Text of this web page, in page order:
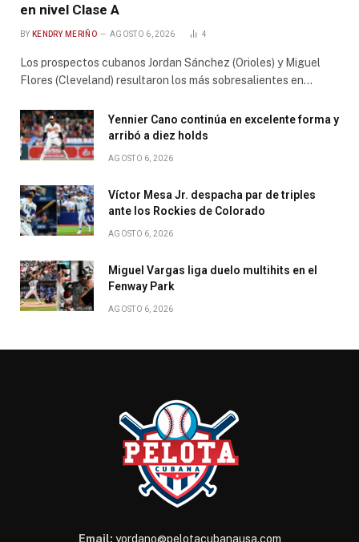
en nivel Clase A
BY KENDRY MERIÑO AGOSTO 6, 2026 4
Los prospectos cubanos Jordan Sánchez (Orioles) y Miguel
Flores (Cleveland) resultaron los más sobresalientes en…
Yennier Cano continúa en excelente forma y
arribó a diez holds
AGOSTO 6, 2026
Víctor Mesa Jr. despacha par de triples
ante los Rockies de Colorado
AGOSTO 6, 2026
Miguel Vargas liga duelo multihits en el
Fenway Park
AGOSTO 6, 2026
Email: yordano@pelotacubanausa.com